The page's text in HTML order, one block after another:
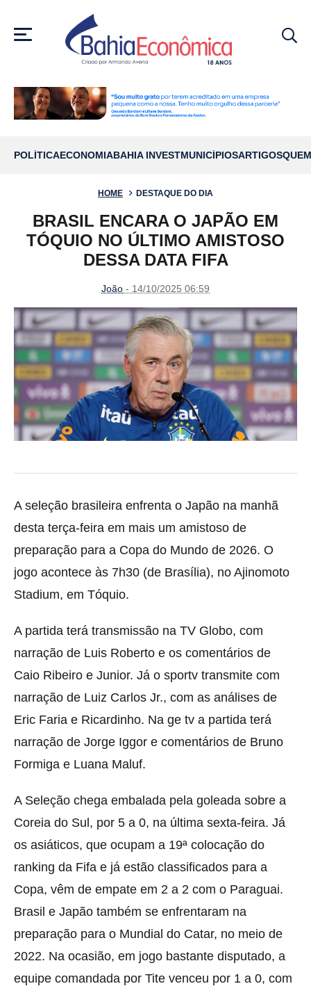
MENU
POLÍTICAECONOMIABAHIA INVESTMUNICÍPIOSARTIGOS
HOME DESTAQUE DO DIA
BRASIL ENCARA O JAPÃO EM
TÓQUIO NO ÚLTIMO AMISTOSO
DESSA DATA FIFA
João - 14/10/2025 06:59
A seleção brasileira enfrenta o Japão na manhã
desta terça-feira em mais um amistoso de
preparação para a Copa do Mundo de 2026. O
jogo acontece às 7h30 (de Brasília), no Ajinomoto
Stadium, em Tóquio.
A partida terá transmissão na TV Globo, com
narração de Luis Roberto e os comentários de
Caio Ribeiro e Junior. Já o sportv transmite com
narração de Luiz Carlos Jr., com as análises de
Eric Faria e Ricardinho. Na ge tv a partida terá
narração de Jorge Iggor e comentários de Bruno
Formiga e Luana Maluf.
A Seleção chega embalada pela goleada sobre a
Coreia do Sul, por 5 a 0, na última sexta-feira. Já
os asiáticos, que ocupam a 19ª colocação do
ranking da Fifa e já estão classificados para a
Copa, vêm de empate em 2 a 2 com o Paraguai.
Brasil e Japão também se enfrentaram na
preparação para o Mundial do Catar, no meio de
2022. Na ocasião, em jogo bastante disputado, a
equipe comandada por Tite venceu por 1 a 0, com